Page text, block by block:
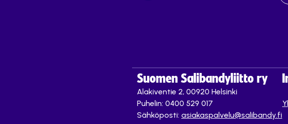
Suomen Salibandyliitto ry
Alakiventie 2, 00920 Helsinki
Puhelin: 0400 529 017
Sähköposti: asiakaspalvelu@salibandy.fi